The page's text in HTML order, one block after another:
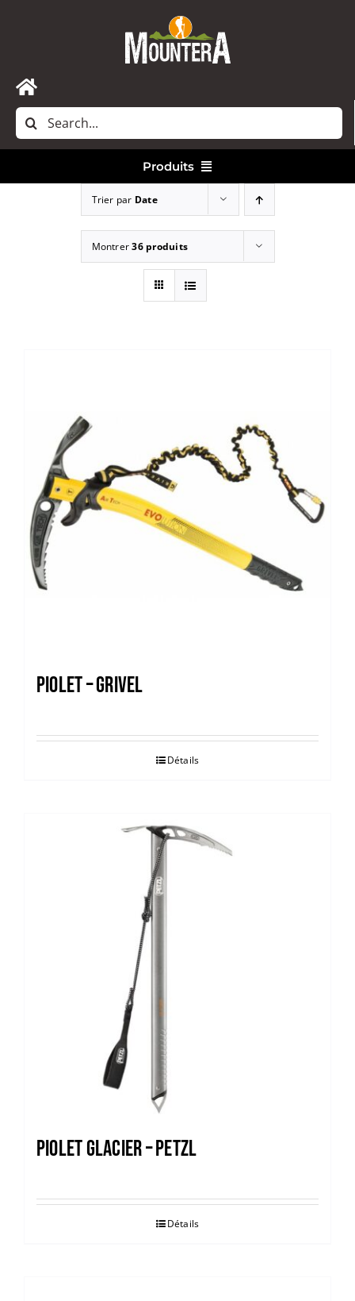
Toggle
Navigation
Accueil
Rechercher:
Produits
Randonnée
Bons Plans
Trier par Date
Montrer36 produits
PIOLET – GRIVEL
Détails
PIOLET GLACIER – PETZL
Détails